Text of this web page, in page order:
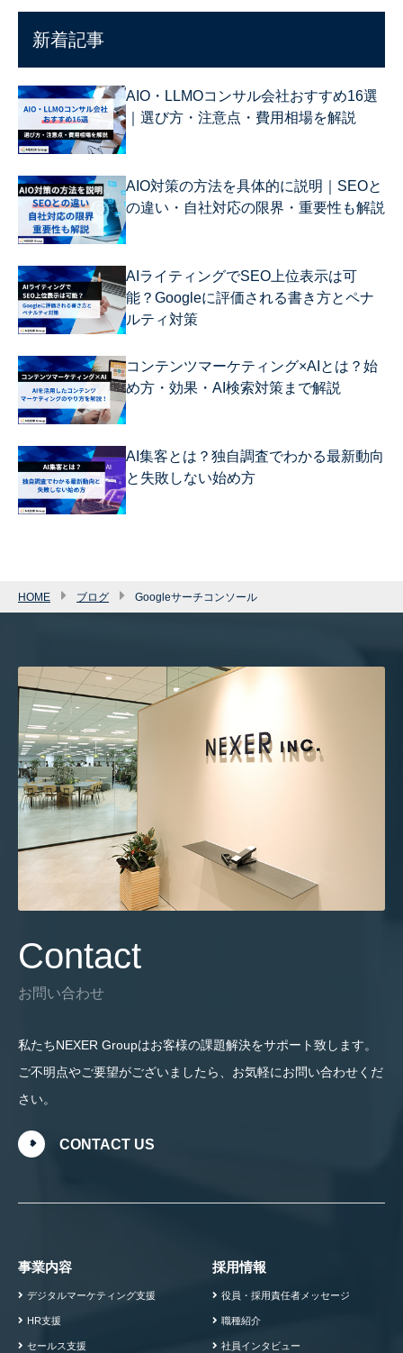
新着記事
AIO・LLMOコンサル会社おすすめ16選
｜選び方・注意点・費用相場を解説
AIO対策の方法を具体的に説明｜SEOと
の違い・自社対応の限界・重要性も解説
AIライティングでSEO上位表示は可
能？Googleに評価される書き方とペナ
ルティ対策
コンテンツマーケティング×AIとは？始
め方・効果・AI検索対策まで解説
AI集客とは？独自調査でわかる最新動向
と失敗しない始め方
HOME ブログ Googleサーチコンソール
Contact
お問い合わせ
私たちNEXER Groupはお客様の課題解決をサポート致します。
ご不明点やご要望がございましたら、お気軽にお問い合わせくだ
さい。
CONTACT US
事業内容
デジタルマーケティング支援
HR支援
セールス支援
採用情報
役員・採用責任者メッセージ
職種紹介
社員インタビュー